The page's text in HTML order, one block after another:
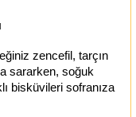
zencefil, tarçın
sararken, soğuk
bisküvileri sofranıza